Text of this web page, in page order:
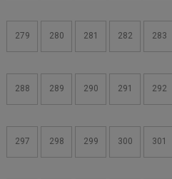
279 280 281 282 283
288 289 290 291 292
297 298 299 300 301